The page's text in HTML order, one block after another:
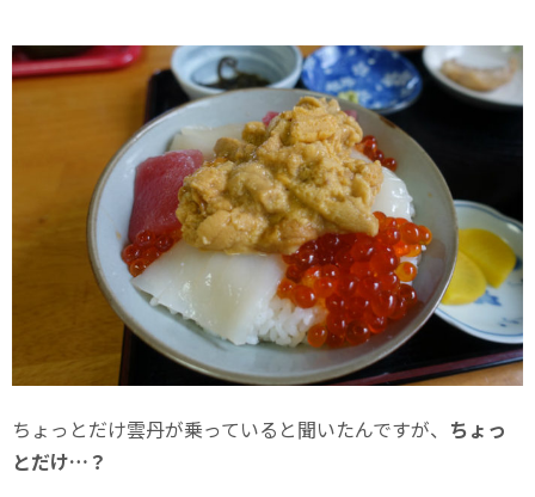
ちょっとだけ雲丹が乗っていると聞いたんですが、 ちょっ
とだけ…？